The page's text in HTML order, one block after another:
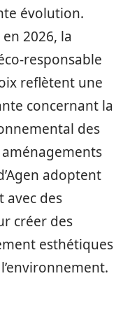
évolution.
2026, la
responsable
reflètent une
concernant la
des
adoptent
avec des
créer des
esthétiques